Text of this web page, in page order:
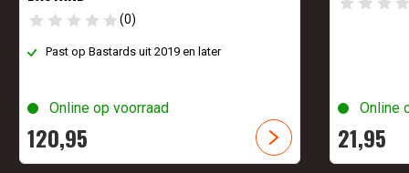
(0)
Past op Bastards uit 2019 en later
Online op voorraad
120,95
Online
21,95